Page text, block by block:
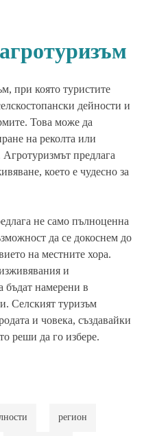
при която туристите
дейности и
Това може да
на реколта или
Агротуризмът предлага
което е чудесно за
не само пълноценна
да се докоснем до
на местните хора.
и
бъдат намерени в
Селският туризъм
и човека, създавайки
реши да го избере.
регион